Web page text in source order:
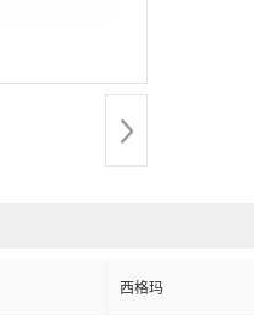
西格玛